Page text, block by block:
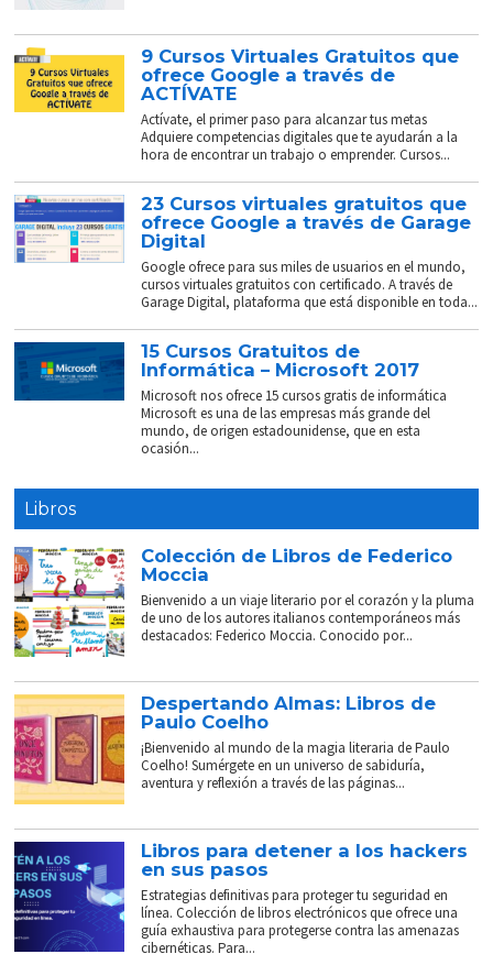
9 Cursos Virtuales Gratuitos que
ofrece Google a través de
ACTÍVATE
Actívate, el primer paso para alcanzar tus metas
Adquiere competencias digitales que te ayudarán a la
hora de encontrar un trabajo o emprender. Cursos...
23 Cursos virtuales gratuitos que
ofrece Google a través de Garage
Digital
Google ofrece para sus miles de usuarios en el mundo,
cursos virtuales gratuitos con certificado. A través de
Garage Digital, plataforma que está disponible en toda...
15 Cursos Gratuitos de
Informática – Microsoft 2017
Microsoft nos ofrece 15 cursos gratis de informática
Microsoft es una de las empresas más grande del
mundo, de origen estadounidense, que en esta
ocasión...
Libros
Colección de Libros de Federico
Moccia
Bienvenido a un viaje literario por el corazón y la pluma
de uno de los autores italianos contemporáneos más
destacados: Federico Moccia. Conocido por...
Despertando Almas: Libros de
Paulo Coelho
¡Bienvenido al mundo de la magia literaria de Paulo
Coelho! Sumérgete en un universo de sabiduría,
aventura y reflexión a través de las páginas...
Libros para detener a los hackers
en sus pasos
Estrategias definitivas para proteger tu seguridad en
línea. Colección de libros electrónicos que ofrece una
guía exhaustiva para protegerse contra las amenazas
cibernéticas. Para...